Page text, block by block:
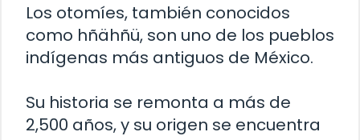
Los otomíes, también conocidos
como hñähñü, son uno de los pueblos
indígenas más antiguos de México.
Su historia se remonta a más de
2,500 años, y su origen se encuentra